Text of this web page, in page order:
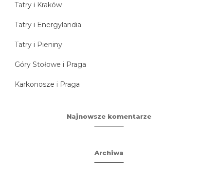
Tatry i Kraków
Tatry i Energylandia
Tatry i Pieniny
Góry Stołowe i Praga
Karkonosze i Praga
Najnowsze komentarze
Archiwa